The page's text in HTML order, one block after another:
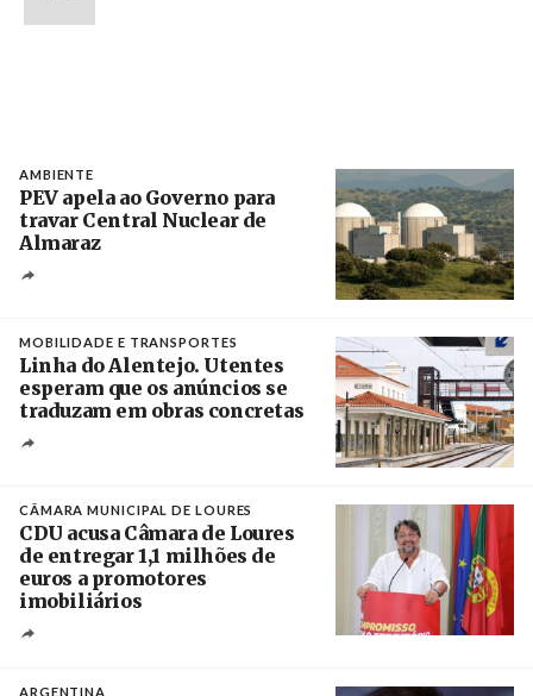
AMBIENTE
PEV apela ao Governo para
travar Central Nuclear de
Almaraz
MOBILIDADE E TRANSPORTES
Linha do Alentejo. Utentes
esperam que os anúncios se
traduzam em obras concretas
CÂMARA MUNICIPAL DE LOURES
CDU acusa Câmara de Loures
de entregar 1,1 milhões de
euros a promotores
imobiliários
ARGENTINA